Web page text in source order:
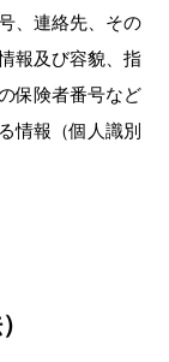
、連絡先、その
報及び容貌、指
保険者番号など
情報（個人識別